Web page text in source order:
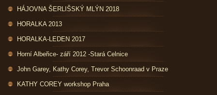
HÁJOVNA ŠERLIŠSKÝ MLÝN 2018
HORALKA 2013
HORALKA-LEDEN 2017
Horní Albeřice- září 2012 -Stará Celnice
John Garey, Kathy Corey, Trevor Schoonraad v Praze
KATHY COREY workshop Praha